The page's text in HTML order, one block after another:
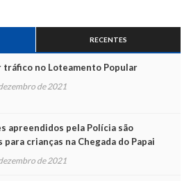
RECENTES
tráfico no Loteamento Popular
de 2021
apreendidos pela Polícia são
crianças na Chegada do Papai
de 2021